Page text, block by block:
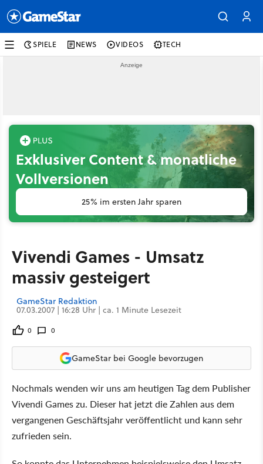
SPIELE NEWS VIDEOS TECH
Exklusiver Content & monatliche
Vollversionen
25% im ersten Jahr sparen
Vivendi Games - Umsatz
massiv gesteigert
GameStar Redaktion
07.03.2007 | 16:28 Uhr | ca. 1 Minute Lesezeit
0 0
GameStar bei Google bevorzugen
Nochmals wenden wir uns am heutigen Tag dem Publisher
Vivendi Games zu. Dieser hat jetzt die Zahlen aus dem
vergangenen Geschäftsjahr veröffentlicht und kann sehr
zufrieden sein.